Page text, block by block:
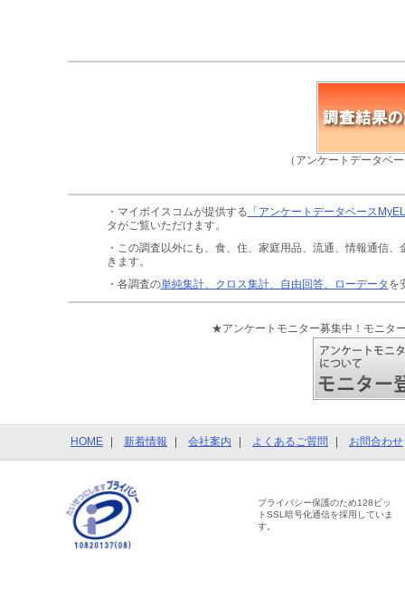
（アンケートデータベ
・マイボイスコムが提供する 「アンケートデータベース
タがご覧いただけます。
・この調査以外にも、食、住、家庭用品、流通、情報通信、
きます。
・各調査の単純集計、クロス集計、自由回答、ローデータ を
★アンケートモニター募集中！モニタ
HOME 新着情報 会社案内 よくあるご質問 お問合わせ
プライバシー保護のため128ビッ
トSSL暗号化通信を採用していま
す。